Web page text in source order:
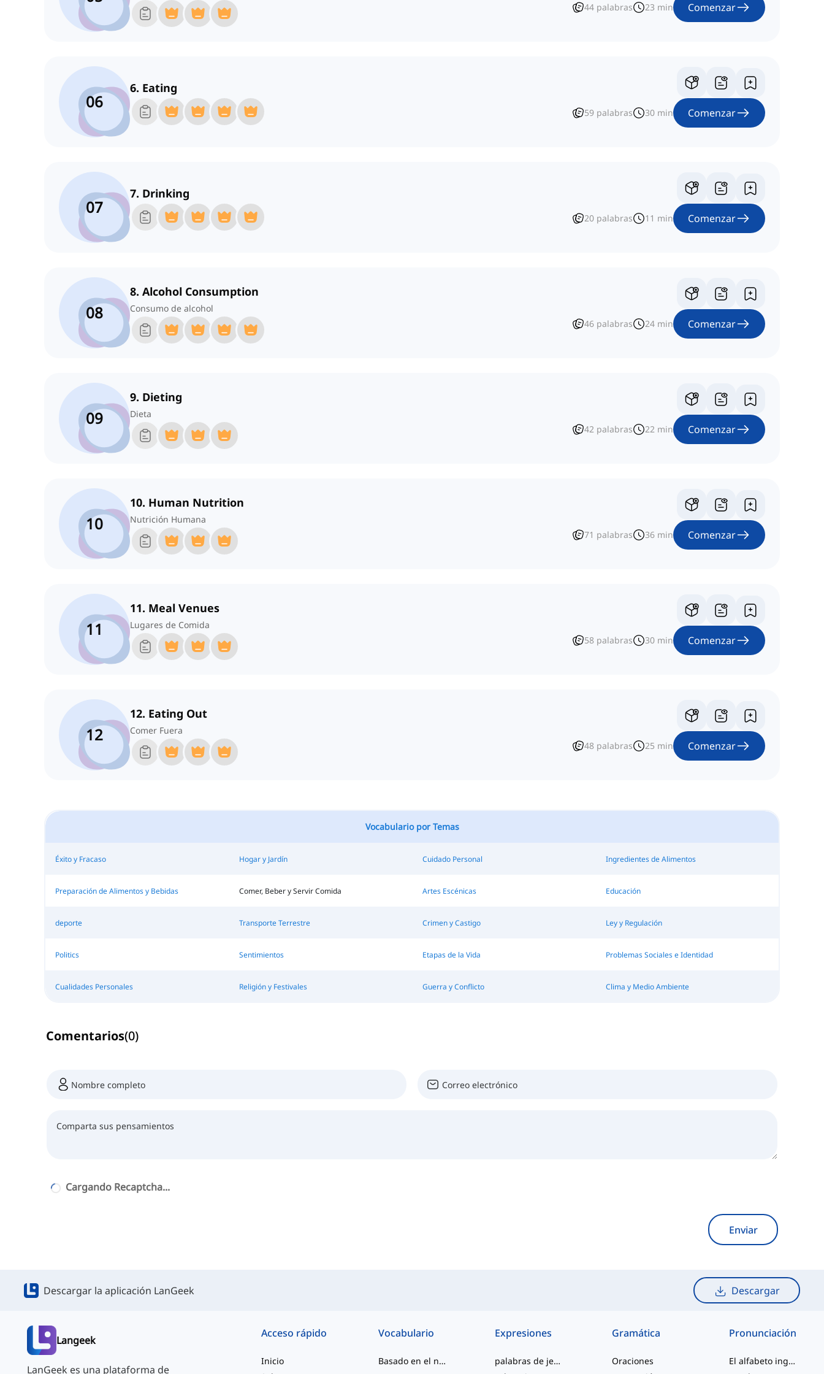
44 palabras 23 min Comenzar
06
6. Eating
59 palabras 30 min Comenzar
07
7. Drinking
20 palabras 11 min Comenzar
08
8. Alcohol Consumption
Consumo de alcohol
46 palabras 24 min Comenzar
09
9. Dieting
Dieta
42 palabras 22 min Comenzar
10
10. Human Nutrition
Nutrición Humana
71 palabras 36 min Comenzar
11
11. Meal Venues
Lugares de Comida
58 palabras 30 min Comenzar
12
12. Eating Out
Comer Fuera
48 palabras 25 min Comenzar
Vocabulario por Temas
Éxito y Fracaso Hogar y Jardín Cuidado Personal Ingredientes de Alimentos
Preparación de Alimentos y Bebidas Comer, Beber y Servir Comida Artes Escénicas Educación
deporte Transporte Terrestre Crimen y Castigo Ley y Regulación
Politics Sentimientos Etapas de la Vida Problemas Sociales e Identidad
Cualidades Personales Religión y Festivales Guerra y Conflicto Clima y Medio Ambiente
Comentarios(0)
Cargando Recaptcha...
Enviar
Descargar la aplicación LanGeek Descargar
Langeek
LanGeek es una plataforma de
Acceso rápido
Inicio
Vocabulario
Basado en el nivel
Expresiones
palabras de jerga
Gramática
Oraciones
Pronunciación
El alfabeto inglés